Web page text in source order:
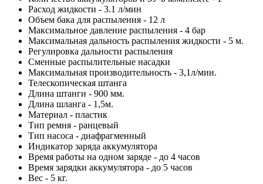
Расход жидкости - 3.1 л/мин
Объем бака для распыления - 12 л
Maксимальное давление распыления - 4 бар
Максимальная дальность распыления жидкости - 5 м.
Регулировка дальности распыления
Сменные распылительные насадки
Максимальная производительность - 3,1л/мин.
Телескопическая штанга
Длина штанги - 900 мм.
Длина шланга - 1,5м.
Материал - пластик
Тип ремня - ранцевый
Тип насоса - диафрагменный
Индикатор заряда аккумулятора
Время работы на одном заряде - до 4 часов
Время зарядки аккумулятора - до 5 часов
Вес - 5 кг.